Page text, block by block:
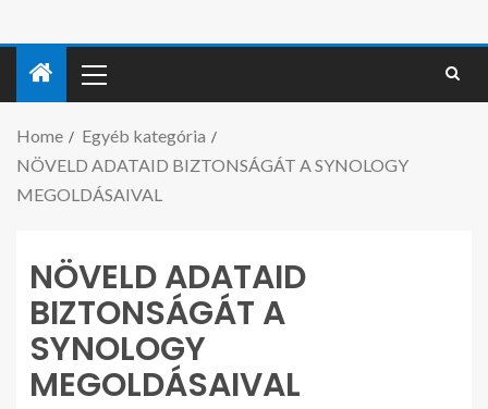
Home
Egyéb kategória
NÖVELD ADATAID BIZTONSÁGÁT A SYNOLOGY
MEGOLDÁSAIVAL
NÖVELD ADATAID
BIZTONSÁGÁT A
SYNOLOGY
MEGOLDÁSAIVAL